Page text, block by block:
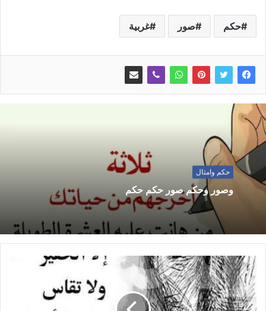
حكم صور غربية
حكم وامثال
وصور وحكم صور حكم حكم